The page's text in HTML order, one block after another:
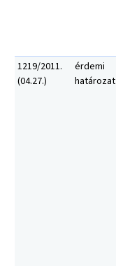
1219/2011.
(04.27.)
érdemi
határozat